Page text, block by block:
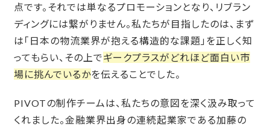
点です。それでは単なるプロモーションとなり、リブラン
ディングには繋がりません。私たちが目指したのは、まず
は「日本の物流業界が抱える構造的な課題」を正しく知
ってもらい、その上でギークプラスがどれほど面白い市
場に挑んでいるかを伝えることでした。
PIVOTの制作チームは、私たちの意図を深く汲み取って
くれました。金融業界出身の連続起業家である加藤の